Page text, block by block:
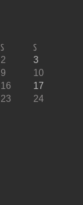
S S
2
3
9
10
16
17
23
24